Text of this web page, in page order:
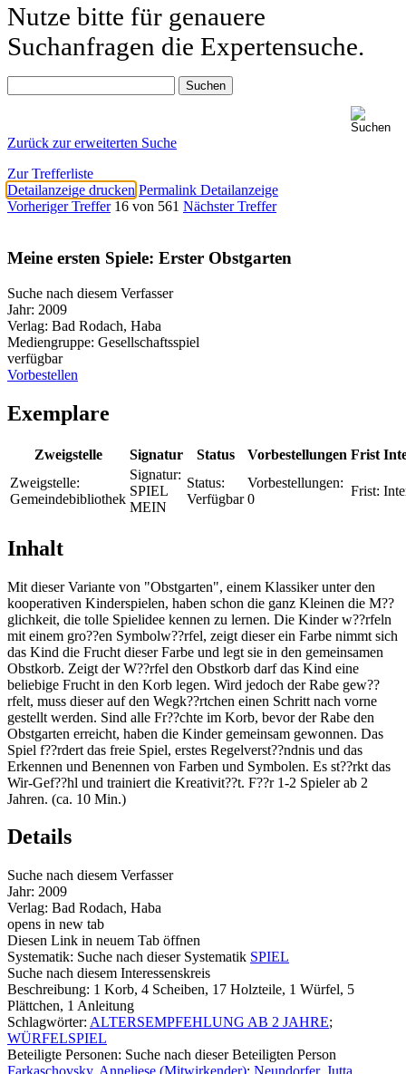
Nutze bitte für genauere
Suchanfragen die Expertensuche.
Zurück zur erweiterten Suche
Zur Trefferliste
Detailanzeige drucken Permalink Detailanzeige
Vorheriger Treffer 16 von 561 Nächster Treffer
Meine ersten Spiele: Erster Obstgarten
Suche nach diesem Verfasser
Jahr: 2009
Verlag: Bad Rodach, Haba
Mediengruppe: Gesellschaftsspiel
verfügbar
Vorbestellen
Exemplare
Zweigstelle Signatur Status Vorbestellungen Frist
Zweigstelle:
Gemeindebibliothek
Signatur:
SPIEL
MEIN
Status:
Verfügbar
Vorbestellungen:
0
Frist:
Inhalt
Mit dieser Variante von "Obstgarten", einem Klassiker unter den
kooperativen Kinderspielen, haben schon die ganz Kleinen die M??
glichkeit, die tolle Spielidee kennen zu lernen. Die Kinder w??rfeln
mit einem gro??en Symbolw??rfel, zeigt dieser ein Farbe nimmt sich
das Kind die Frucht dieser Farbe und legt sie in den gemeinsamen
Obstkorb. Zeigt der W??rfel den Obstkorb darf das Kind eine
beliebige Frucht in den Korb legen. Wird jedoch der Rabe gew??
rfelt, muss dieser auf den Wegk??rtchen einen Schritt nach vorne
gestellt werden. Sind alle Fr??chte im Korb, bevor der Rabe den
Obstgarten erreicht, haben die Kinder gemeinsam gewonnen. Das
Spiel f??rdert das freie Spiel, erstes Regelverst??ndnis und das
Erkennen und Benennen von Farben und Symbolen. Es st??rkt das
Wir-Gef??hl und trainiert die Kreativit??t. F??r 1-2 Spieler ab 2
Jahren. (ca. 10 Min.)
Details
Suche nach diesem Verfasser
Jahr: 2009
Verlag: Bad Rodach, Haba
opens in new tab
Diesen Link in neuem Tab öffnen
Systematik: Suche nach dieser Systematik SPIEL
Suche nach diesem Interessenskreis
Beschreibung: 1 Korb, 4 Scheiben, 17 Holzteile, 1 Würfel, 5
Plättchen, 1 Anleitung
Schlagwörter: ALTERSEMPFEHLUNG AB 2 JAHRE;
WÜRFELSPIEL
Beteiligte Personen: Suche nach dieser Beteiligten Person